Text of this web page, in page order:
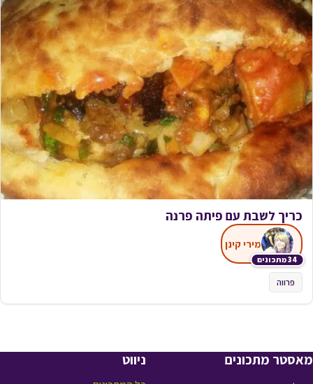
כריך לשבת עם פיתה פרנה
34 מתכונים
מירי קינן
פרווה
מאסטר מתכונים ניווט